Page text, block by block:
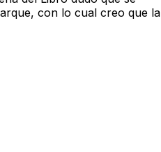
con lo cual creo que la